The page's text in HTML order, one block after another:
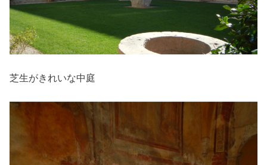
芝生がきれいな中庭